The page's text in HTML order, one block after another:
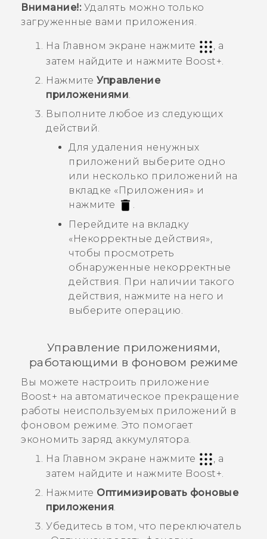
Внимание!:Удалять можно только
загруженные вами приложения.
На Главном экране нажмите
, а
затем найдите и нажмите Boost+.
Нажмите Управление
приложениями.
Выполните любое из следующих
действий.
Для удаления ненужных
приложений выберите одно
или несколько приложений на
вкладке «Приложения » и
нажмите
.
Перейдите на вкладку
«Некорректные действия»,
чтобы просмотреть
обнаруженные некорректные
действия. При наличии такого
действия, нажмите на него и
выберите операцию.
Управление приложениями,
работающими в фоновом режиме
Вы можете настроить приложение
Boost+ на автоматическое прекращение
работы неиспользуемых приложений в
фоновом режиме. Это помогает
экономить заряд аккумулятора.
На Главном экране нажмите
, а
затем найдите и нажмите Boost+.
Нажмите Оптимизировать фоновые
приложения.
Убедитесь в том, что переключатель